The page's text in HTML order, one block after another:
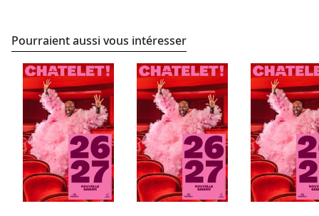
Pourraient aussi vous intéresser